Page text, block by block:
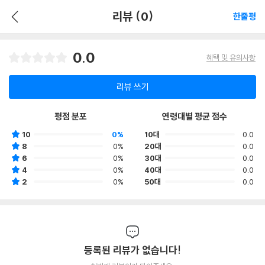
리뷰 (0) 한줄평
0.0 혜택 및 유의사항
리뷰 쓰기
평점 분포
10
0%
8
0%
6
0%
4
0%
2
0%
연령대별 평균 점수
10대
0.0
20대
0.0
30대
0.0
40대
0.0
50대
0.0
등록된 리뷰가 없습니다!